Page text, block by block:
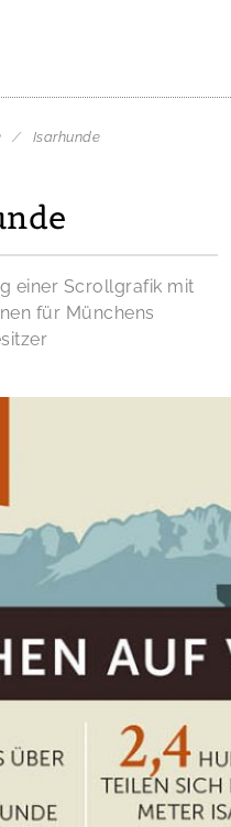
/ Isarhunde
einer Scrollgrafik mit
für Münchens